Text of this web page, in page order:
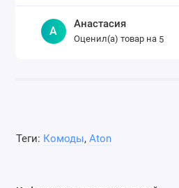
А
Анастасия
Оценил(а) товар на 5
Теги: Комоды, Aton